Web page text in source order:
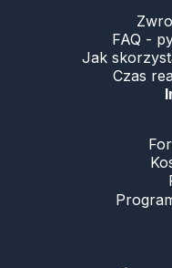
FAQ -
Jak
Czas